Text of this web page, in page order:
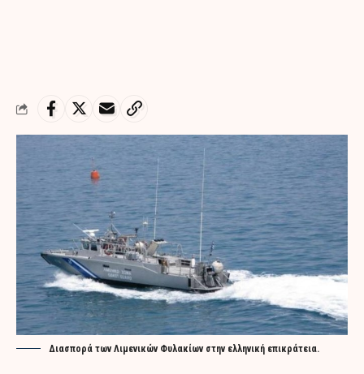
Διασπορά των Λιμενικών Φυλακίων στην ελληνική επικράτεια.